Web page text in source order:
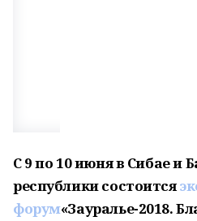
С 9 по 10 июня в Сибае и
республики состоится
форум«Зауралье-2018.